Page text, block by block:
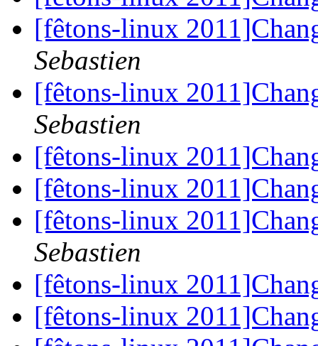
[fêtons-linux
Sebastien
[fêtons-linux
Sebastien
[fêtons-linux
[fêtons-linux
[fêtons-linux
Sebastien
[fêtons-linux
[fêtons-linux